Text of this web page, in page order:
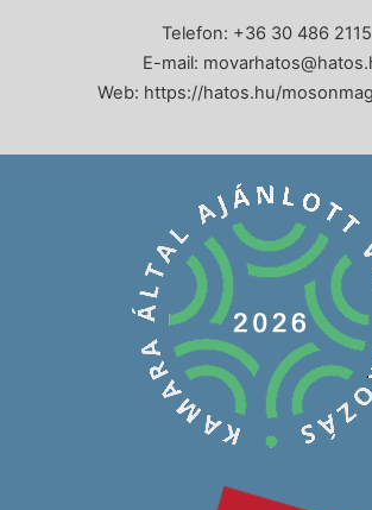
Telefon: +36 30 486 2115
E-mail:
Web: https://hatos.hu/